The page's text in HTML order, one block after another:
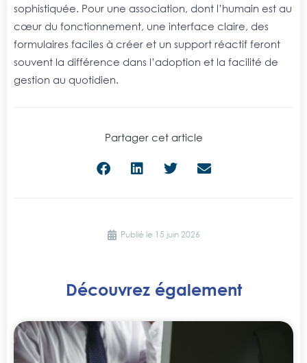
sophistiquée. Pour une association, dont l’humain est au
cœur du fonctionnement, une interface claire, des
formulaires faciles à créer et un support réactif feront
souvent la différence dans l’adoption et la facilité de
gestion au quotidien.
Partager cet article
Publié le 15 juin 2026
Découvrez également